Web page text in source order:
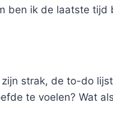
ben ik de laatste
strak, de to-do
te voelen? Wat